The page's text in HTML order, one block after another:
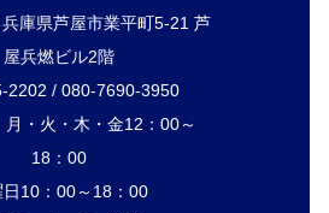
庫県芦屋市業平町5-21 芦
屋兵燃ビル2階
2202 / 080-7690-3950
・火・木・金12：00～
18：00
日10：00～18：00